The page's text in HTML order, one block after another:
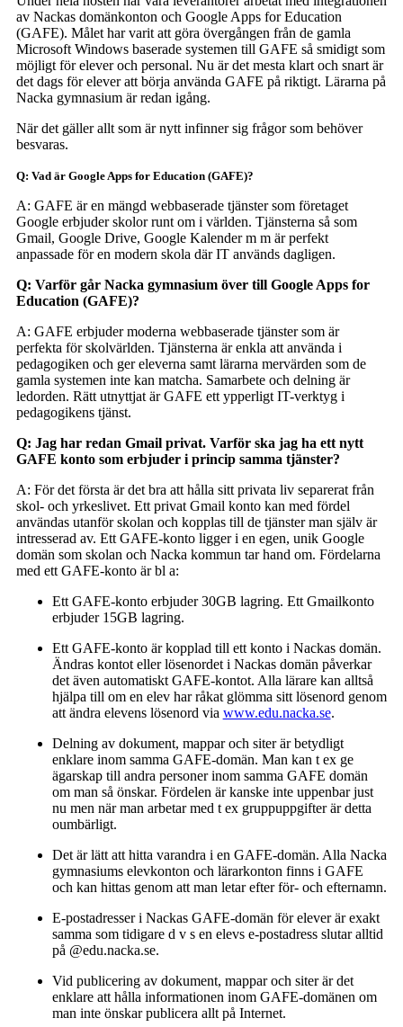
av Nackas domänkonton och Google Apps for Education
(GAFE). Målet har varit att göra övergången från de gamla
Microsoft Windows baserade systemen till GAFE så smidigt som
möjligt för elever och personal. Nu är det mesta klart och snart är
det dags för elever att börja använda GAFE på riktigt. Lärarna på
Nacka gymnasium är redan igång.
När det gäller allt som är nytt infinner sig frågor som behöver
besvaras.
Q: Vad är Google Apps for Education (GAFE)?
A: GAFE är en mängd webbaserade tjänster som företaget
Google erbjuder skolor runt om i världen. Tjänsterna så som
Gmail, Google Drive, Google Kalender m m är perfekt
anpassade för en modern skola där IT används dagligen.
Q: Varför går Nacka gymnasium över till Google Apps for
Education (GAFE)?
A: GAFE erbjuder moderna webbaserade tjänster som är
perfekta för skolvärlden. Tjänsterna är enkla att använda i
pedagogiken och ger eleverna samt lärarna mervärden som de
gamla systemen inte kan matcha. Samarbete och delning är
ledorden. Rätt utnyttjat är GAFE ett ypperligt IT-verktyg i
pedagogikens tjänst.
Q: Jag har redan Gmail privat. Varför ska jag ha ett nytt
GAFE konto som erbjuder i princip samma tjänster?
A: För det första är det bra att hålla sitt privata liv separerat från
skol- och yrkeslivet. Ett privat Gmail konto kan med fördel
användas utanför skolan och kopplas till de tjänster man själv är
intresserad av. Ett GAFE-konto ligger i en egen, unik Google
domän som skolan och Nacka kommun tar hand om. Fördelarna
med ett GAFE-konto är bl a:
Ett GAFE-konto erbjuder 30GB lagring. Ett Gmailkonto
erbjuder 15GB lagring.
Ett GAFE-konto är kopplad till ett konto i Nackas domän.
Ändras kontot eller lösenordet i Nackas domän påverkar
det även automatiskt GAFE-kontot. Alla lärare kan alltså
hjälpa till om en elev har råkat glömma sitt lösenord genom
att ändra elevens lösenord via www.edu.nacka.se.
Delning av dokument, mappar och siter är betydligt
enklare inom samma GAFE-domän. Man kan t ex ge
ägarskap till andra personer inom samma GAFE domän
om man så önskar. Fördelen är kanske inte uppenbar just
nu men när man arbetar med t ex gruppuppgifter är detta
oumbärligt.
Det är lätt att hitta varandra i en GAFE-domän. Alla Nacka
gymnasiums elevkonton och lärarkonton finns i GAFE
och kan hittas genom att man letar efter för- och efternamn.
E-postadresser i Nackas GAFE-domän för elever är exakt
samma som tidigare d v s en elevs e-postadress slutar alltid
på @edu.nacka.se.
Vid publicering av dokument, mappar och siter är det
enklare att hålla informationen inom GAFE-domänen om
man inte önskar publicera allt på Internet.